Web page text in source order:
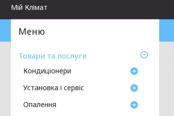
Мій Клімат
Товари та послуги
Кондиціонери
Установка і сервіс
Опалення